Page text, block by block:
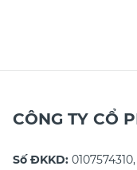
CÔNG TY CỔ
Số ĐKKD: